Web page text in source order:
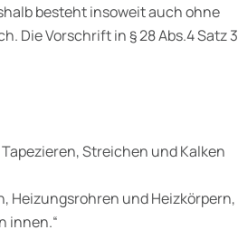
besteht insoweit auch ohne
Die Vorschrift in § 28 Abs.4 Satz 3
Streichen und Kalken
Heizungsrohren und Heizkörpern,
innen.“